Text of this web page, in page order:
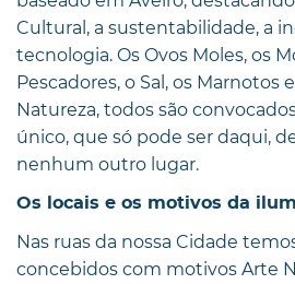
Cultural, a sustentabilidade, a
tecnologia. Os Ovos Moles, os
Pescadores, o Sal, os Marnotos
Natureza, todos são
único, que só pode ser daqui,
nenhum outro lugar.
Os locais e os motivos da
Nas ruas da nossa Cidade
concebidos com motivos Arte